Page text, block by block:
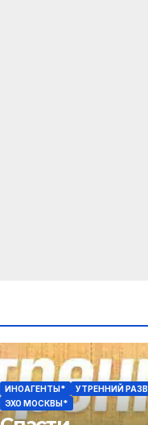
ИНОАГЕНТЫ*
УТРЕННИЙ
ЭХО МОСКВЫ*